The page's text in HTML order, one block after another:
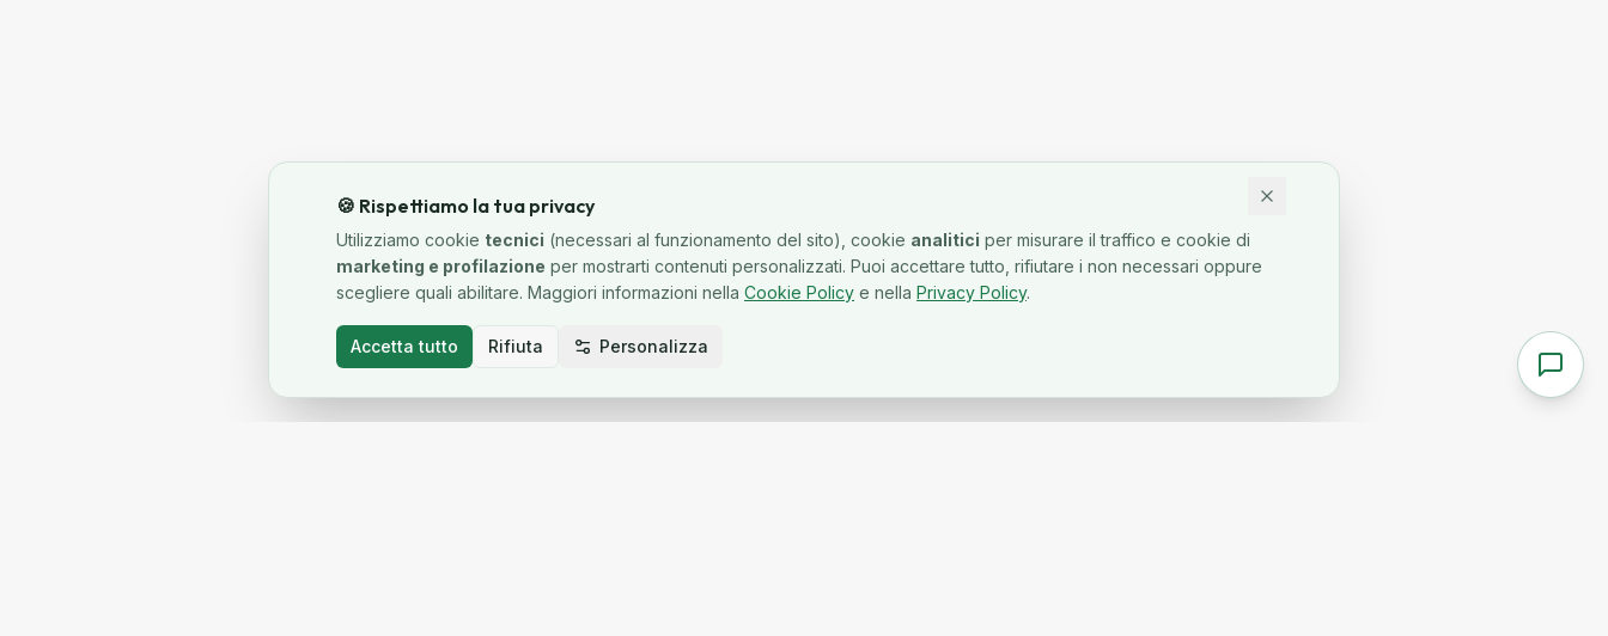
🍪 Rispettiamo la tua privacy
Utilizziamo cookie tecnici (necessari al funzionamento del sito), cookie analitici per misurare il traffico e cookie di
marketing e profilazione per mostrarti contenuti personalizzati. Puoi accettare tutto, rifiutare i non necessari oppure
scegliere quali abilitare. Maggiori informazioni nella Cookie Policy e nella Privacy Policy.
Accetta tutto Rifiuta Personalizza